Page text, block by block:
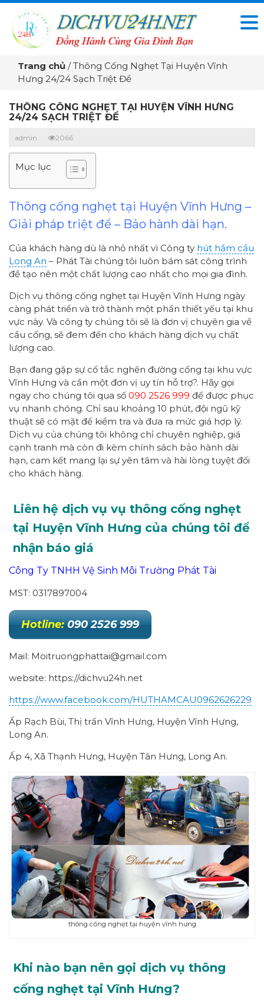
Trang chủ /Thông Cống Nghẹt Tại Huyện Vĩnh
Hưng 24/24 Sạch Triệt Để
THÔNG CỐNG NGHẸT TẠI HUYỆN VĨNH HƯNG
24/24 SẠCH TRIỆT ĐỂ
admin 2066
Mục lục
Thông cống nghẹt tại Huyện Vĩnh Hưng –
Giải pháp triệt để – Bảo hành dài hạn.
Của khách hàng dù là nhỏ nhất vì Công ty hút hầm cầu
Long An – Phát Tài chúng tôi luôn bám sát công trình
để tạo nên một chất lượng cao nhất cho mọi gia đình.
Dịch vụ thông cống nghẹt tại Huyện Vĩnh Hưng ngày
càng phát triển và trở thành một phần thiết yếu tại khu
vực này. Và công ty chúng tôi sẽ là đơn vị chuyên gia về
cầu cống, sẽ đem đến cho khách hàng dịch vụ chất
lượng cao.
Bạn đang gặp sự cố tắc nghẽn đường cống tại khu vực
Vĩnh Hưng và cần một đơn vị uy tín hỗ trợ?. Hãy gọi
ngay cho chúng tôi qua số 090 2526 999 để được phục
vụ nhanh chóng. Chỉ sau khoảng 10 phút, đội ngũ kỹ
thuật sẽ có mặt để kiểm tra và đưa ra mức giá hợp lý.
Dịch vụ của chúng tôi không chỉ chuyên nghiệp, giá
cạnh tranh mà còn đi kèm chính sách bảo hành dài
hạn, cam kết mang lại sự yên tâm và hài lòng tuyệt đối
cho khách hàng.
Liên hệ dịch vụ vụ thông cống nghẹt
tại Huyện Vĩnh Hưng của chúng tôi để
nhận báo giá
Công Ty TNHH Vệ Sinh Môi Trường Phát Tài
MST: 0317897004
Hotline: 090 2526 999
Mail: Moitruongphattai@gmail.com
website: https://dichvu24h.net
https://www.facebook.com/HUTHAMCAU0962626229
Ấp Rạch Bùi, Thị trấn Vĩnh Hưng, Huyện Vĩnh Hưng,
Long An.
Ấp 4, Xã Thạnh Hưng, Huyện Tân Hưng, Long An.
thông cống nghẹt tại huyện vĩnh hưng
Khi nào bạn nên gọi dịch vụ thông
cống nghẹt tại Vĩnh Hưng?